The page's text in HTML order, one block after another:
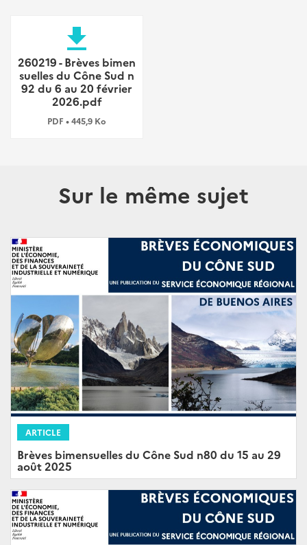
file_download
260219 - Brèves bimen
suelles du Cône Sud n
92 du 6 au 20 février
2026.pdf
PDF • 445,9 Ko
Sur le même sujet
ARTICLE
Brèves bimensuelles du Cône Sud n80 du 15 au 29
août 2025